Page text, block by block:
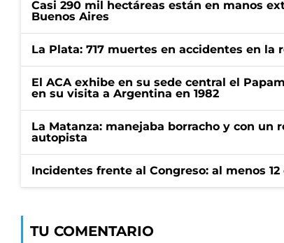
Casi 290 mil hectáreas están en manos
Buenos Aires
La Plata: 717 muertes en accidentes en la
El ACA exhibe en su sede central el
en su visita a Argentina en 1982
La Matanza: manejaba borracho y con un
autopista
Incidentes frente al Congreso: al menos
TU COMENTARIO